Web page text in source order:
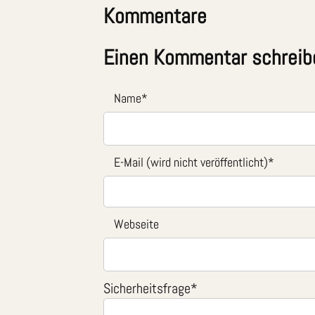
Kommentare
Einen Kommentar
Name*
E-Mail (wird nicht veröffentlicht)*
Webseite
Sicherheitsfrage*